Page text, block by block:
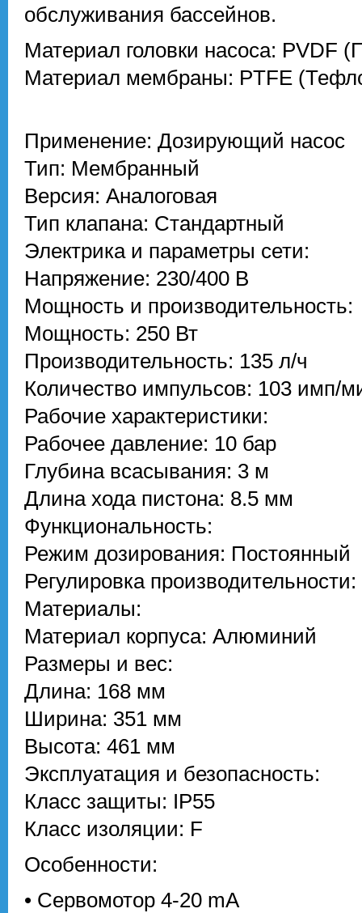
обслуживания бассейнов.
Материал головки насоса: PVDF
Материал мембраны: PTFE
Применение: Дозирующий насос
Тип: Мембранный
Версия: Аналоговая
Тип клапана: Стандартный
Электрика и параметры сети:
Напряжение: 230/400 В
Мощность и производительность:
Мощность: 250 Вт
Производительность: 135 л/ч
Количество импульсов: 103 имп/
Рабочие характеристики:
Рабочее давление: 10 бар
Глубина всасывания: 3 м
Длина хода пистона: 8.5 мм
Функциональность:
Режим дозирования: Постоянный
Регулировка
Материалы:
Материал корпуса: Алюминий
Размеры и вес:
Длина: 168 мм
Ширина: 351 мм
Высота: 461 мм
Эксплуатация и безопасность:
Класс защиты: IP55
Класс изоляции: F
Особенности:
• Сервомотор 4-20 mA